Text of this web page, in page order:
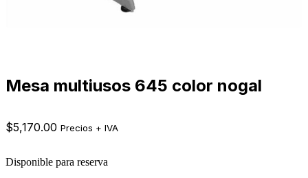
Mesa multiusos 645 color nogal
$5,170.00 Precios + IVA
Disponible para reserva